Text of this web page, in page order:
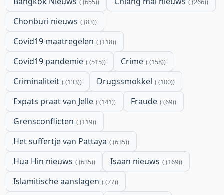
(655) (266)
Chonburi nieuws (83)
Covid19 maatregelen (118)
Covid19 pandemie (515) Crime (158)
Criminaliteit (133) Drugssmokkel (100)
Expats praat van Jelle (141) Fraude (69)
Grensconflicten (119)
Het suffertje van Pattaya (635)
Hua Hin nieuws (635) Isaan nieuws (169)
Islamitische aanslagen (77)